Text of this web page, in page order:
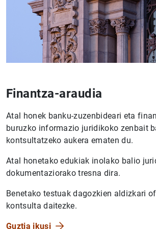
Finantza-araudia
Atal honek banku-zuzenbideari eta
buruzko informazio juridikoko zenbait
kontsultatzeko aukera ematen du.
Atal honetako edukiak inolako balio
dokumentaziorako tresna dira.
Benetako testuak dagozkien aldizkari
kontsulta daitezke.
Guztia ikusi